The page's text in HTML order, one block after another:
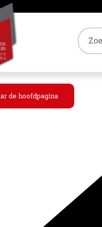
de hoofdpagina